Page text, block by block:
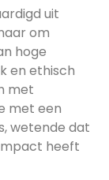
uit
om
hoge
en ethisch
met
met een
wetende dat
heeft